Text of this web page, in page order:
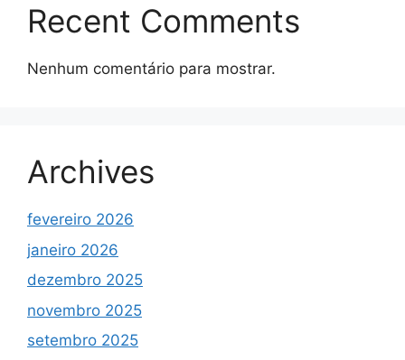
Recent Comments
Nenhum comentário para mostrar.
Archives
fevereiro 2026
janeiro 2026
dezembro 2025
novembro 2025
setembro 2025